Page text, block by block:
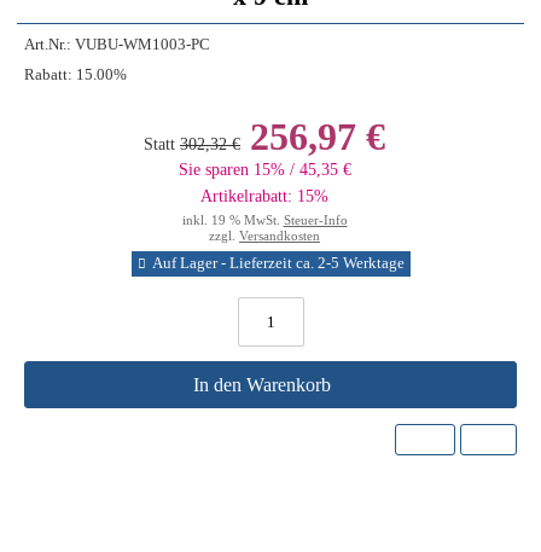
Art.Nr.: VUBU-WM1003-PC
Rabatt: 15.00%
Statt 302,32 € 256,97 €
Sie sparen 15% / 45,35 €
Artikelrabatt: 15%
inkl. 19 % MwSt. Steuer-Info
zzgl. Versandkosten
Auf Lager - Lieferzeit ca. 2-5 Werktage
In den Warenkorb